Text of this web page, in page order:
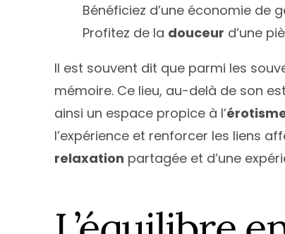
Bénéficiez d’une économie de
Profitez de la douceur d’une
Il est souvent dit que parmi les
mémoire. Ce lieu, au-delà de son
ainsi un espace propice à l’
l’expérience et renforcer les liens
relaxation partagée et d’une